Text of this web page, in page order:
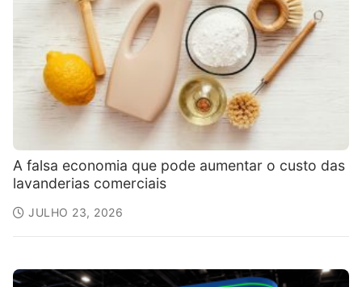
A falsa economia que pode aumentar o custo das
lavanderias comerciais
JULHO 23, 2026